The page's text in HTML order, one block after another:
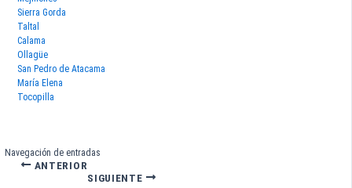
Sierra Gorda
Taltal
Calama
Ollagüe
San Pedro de Atacama
María Elena
Tocopilla
Navegación de entradas
ANTERIOR
SIGUIENTE